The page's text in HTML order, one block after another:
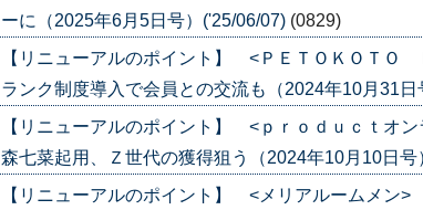
ーに（2025年6月5日号）('25/06/07) (0829)
【リニューアルのポイント】 <ＰＥＴＯＫＯＴＯ
ランク制度導入で会員との交流も（2024年10月31日
【リニューアルのポイント】 <ｐｒｏｄｕｃｔオ
森七菜起用、Ｚ世代の獲得狙う（2024年10月10日号
【リニューアルのポイント】 <メリアルームメン